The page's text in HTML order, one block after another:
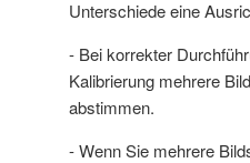
Unterschiede eine
- Bei korrekter
Kalibrierung mehrere
abstimmen.
- Wenn Sie mehrere